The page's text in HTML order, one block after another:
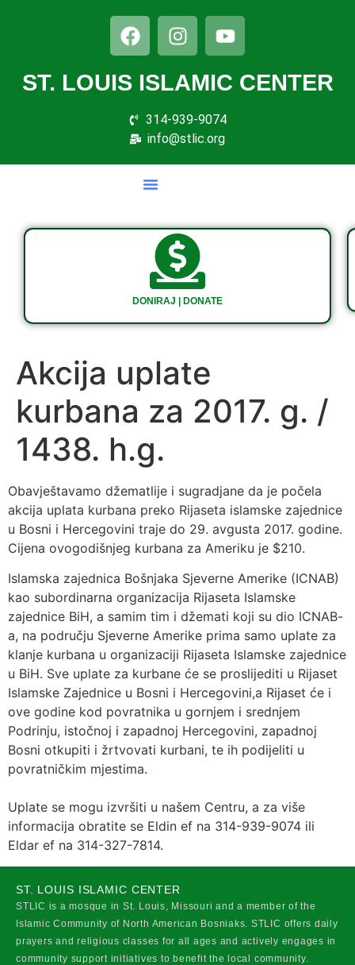
ST. LOUIS ISLAMIC CENTER
314-939-9074
info@stlic.org
DONIRAJ | DONATE
Akcija uplate
kurbana za 2017. g. /
1438. h.g.
Obavještavamo džematlije i sugradjane da je počela
akcija uplata kurbana preko Rijaseta islamske zajednice
u Bosni i Hercegovini traje do 29. avgusta 2017. godine.
Cijena ovogodišnjeg kurbana za Ameriku je $210.
Islamska zajednica Bošnjaka Sjeverne Amerike (ICNAB)
kao subordinarna organizacija Rijaseta Islamske
zajednice BiH, a samim tim i džemati koji su dio ICNAB-
a, na području Sjeverne Amerike prima samo uplate za
klanje kurbana u organizaciji Rijaseta Islamske zajednice
u BiH. Sve uplate za kurbane će se proslijediti u Rijaset
Islamske Zajednice u Bosni i Hercegovini,a Rijaset će i
ove godine kod povratnika u gornjem i srednjem
Podrinju, istočnoj i zapadnoj Hercegovini, zapadnoj
Bosni otkupiti i žrtvovati kurbani, te ih podijeliti u
povratničkim mjestima.
Uplate se mogu izvršiti u našem Centru, a za više
informacija obratite se Eldin ef na 314-939-9074 ili
Eldar ef na 314-327-7814.
ST. LOUIS ISLAMIC CENTER
STLIC is a mosque in St. Louis, Missouri and a member of the
Islamic Community of North American Bosniaks. STLIC offers daily
prayers and religious classes for all ages and actively engages in
community support initiatives to benefit the local community.